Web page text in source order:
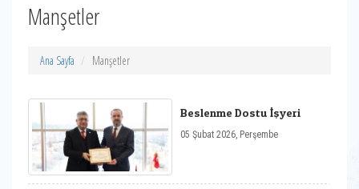
Manşetler
Ana Sayfa Manşetler
Beslenme Dostu İşyeri
05 Şubat 2026, Perşembe